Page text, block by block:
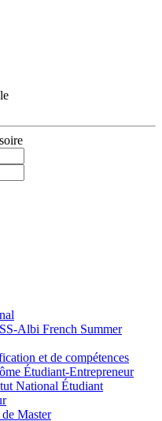
Albi French Summer
et de compétences
Étudiant-Entrepreneur
National Étudiant
Master